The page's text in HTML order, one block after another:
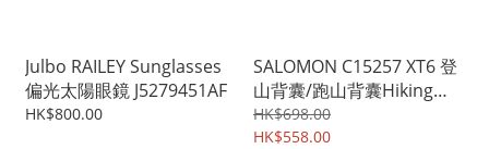
Julbo RAILEY Sunglasses
偏光太陽眼鏡 J5279451AF
HK$800.00
SALOMON C15257 XT6 登
山背囊/跑山背囊Hiking
Backpack Black/黑色
HK$698.00
HK$558.00